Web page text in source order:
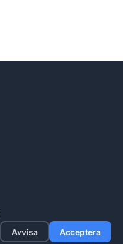
Avvisa Acceptera